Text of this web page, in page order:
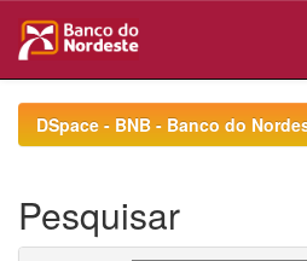
navigationDSpace - BNB - Banco do
Pesquisar